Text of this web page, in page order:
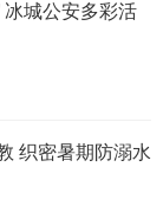
冰城公安多彩活
织密暑期防溺水